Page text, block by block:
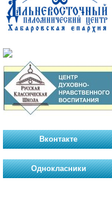
Вконтакте
Однокласники